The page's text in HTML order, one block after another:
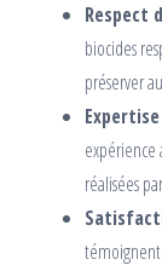
Respect
biocides
préserver
expérience
réalisées